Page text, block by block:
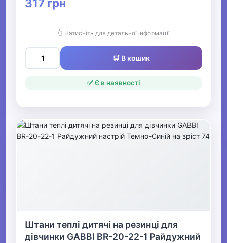
317 грн
👆 Натисніть для детальної інформації
🛒 В кошик
✅ Є в наявності
Штани теплі дитячі на резинці для
дівчинки GABBI BR-20-22-1 Райдужний